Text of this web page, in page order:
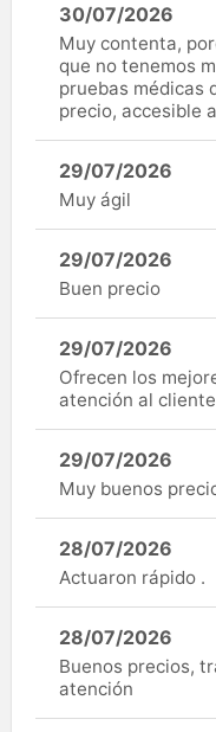
30/07/2026
Muy contenta,
que no tenemos
pruebas médicas
precio, accesible
29/07/2026
Muy ágil
29/07/2026
Buen precio
29/07/2026
Ofrecen los
atención al
29/07/2026
Muy buenos
28/07/2026
Actuaron rápido .
28/07/2026
Buenos precios,
atención